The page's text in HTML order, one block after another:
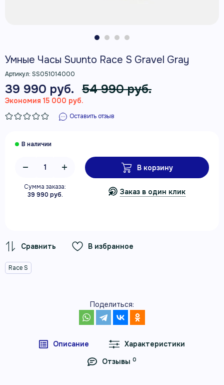
Умные Часы Suunto Race S Gravel Gray
Артикул: SS051014000
39 990 руб. 54 990 руб.
Экономия 15 000 руб.
Оставить отзыв
Сумма заказа:
39 990 руб.
В корзину
Заказ в один клик
В избранное
Race S
Поделиться:
Описание
Характеристики
Отзывы 0